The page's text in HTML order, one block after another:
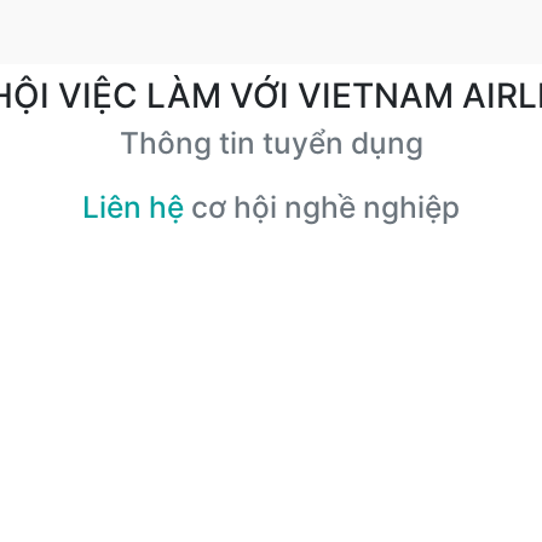
VIỆC LÀM VỚI VIETNAM
Thông tin tuyển dụng
Liên hệ cơ hội nghề nghiệp